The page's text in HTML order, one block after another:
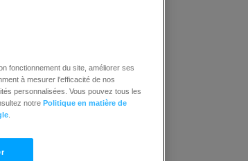
fonctionnement du site, améliorer ses
à mesurer l'efficacité de nos
personnalisées. Vous pouvez tous les
notre Politique en matière de